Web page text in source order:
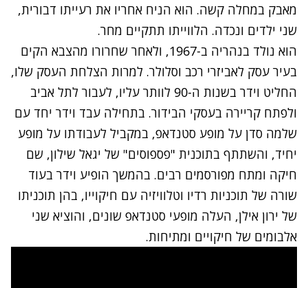
מאבק במחלה קשה. הוא הניח אחריו את רעייתו דבורית,
שני ילדים ונכדה. הלווייתו תתקיים מחר.
הוא נולד בנהריה ב-1967, ולאחר שחרורו מהצבא הקים
בעיר עסק לאביזרי רכב וסלולר. למרות הצלחת העסק שלו,
החליט וידר בשנות ה-90 לוותר עליו, לעבור לתל אביב
ולפתח קריירה בעסקי הבידור. בתחילה עבד וידר יחד עם
שלמה סדן על מופע סטנדאפ, במקביל לעבודתו על מופע
יחיד, והשתתף בתוכנית "פספוסים" של יגאל שילון, שם
חיקה ומתח מפורסמים רבים. בהמשך הופיע וידר בעוד
שורה של תוכניות רדיו וטלוויזיה עם חיקוייו, בהן תוכניתו
של ירון אילן, העלה מופעי סטנדאפ שונים, והוציא שני
אלבומים של חיקויים ומתיחות.